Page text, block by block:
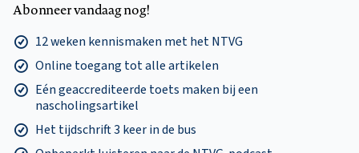
Abonneer vandaag nog!
12 weken kennismaken met het NTVG
Online toegang tot alle artikelen
Eén geaccrediteerde toets maken bij een
nascholingsartikel
Het tijdschrift 3 keer in de bus